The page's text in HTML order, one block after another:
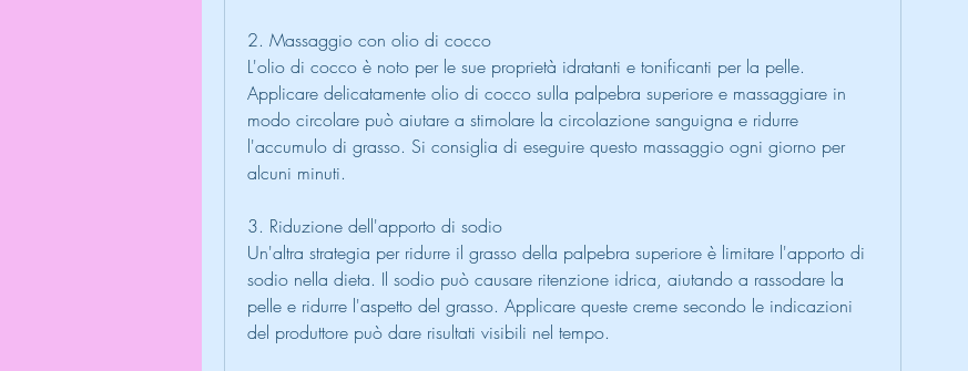
2. Massaggio con olio di cocco
L'olio di cocco è noto per le sue proprietà idratanti e tonificanti per la pelle.
Applicare delicatamente olio di cocco sulla palpebra superiore e massaggiare in
modo circolare può aiutare a stimolare la circolazione sanguigna e ridurre
l'accumulo di grasso. Si consiglia di eseguire questo massaggio ogni giorno per
alcuni minuti.
3. Riduzione dell'apporto di sodio
Un'altra strategia per ridurre il grasso della palpebra superiore è limitare l'apporto di
sodio nella dieta. Il sodio può causare ritenzione idrica, aiutando a rassodare la
pelle e ridurre l'aspetto del grasso. Applicare queste creme secondo le indicazioni
del produttore può dare risultati visibili nel tempo.